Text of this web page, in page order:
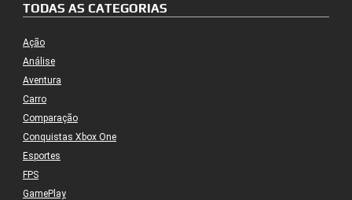
TODAS AS CATEGORIAS
Ação
Análise
Aventura
Carro
Comparação
Conquistas Xbox One
Esportes
FPS
GamePlay